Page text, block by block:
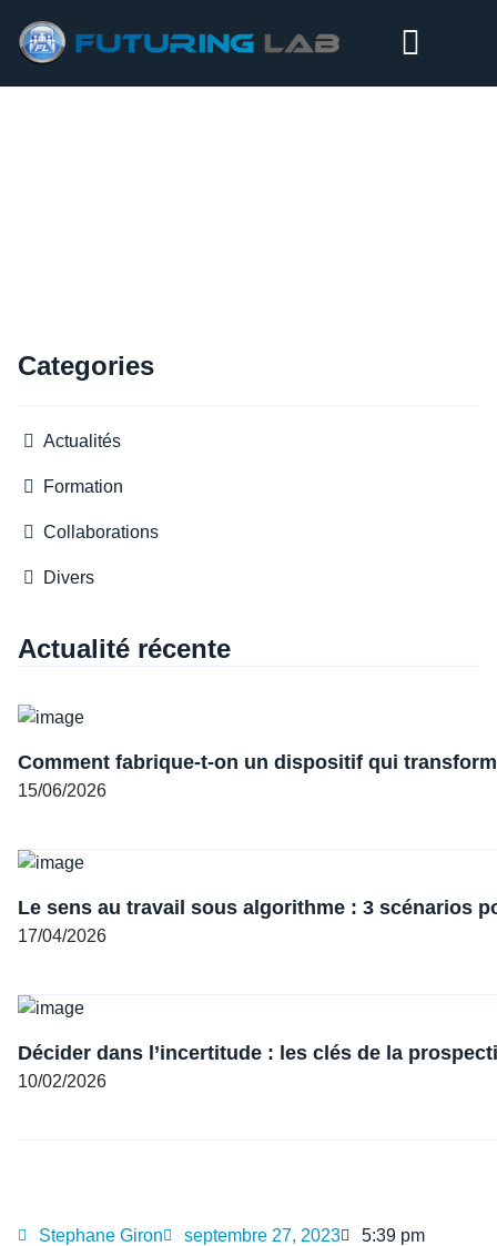
Stephane Giron septembre 27, 2023
5:39 pm
Categories
Actualités
Formation
Collaborations
Divers
Actualité récente
Comment fabrique-t-on un dispositif qui
15/06/2026
Le sens au travail sous algorithme : 3 scénarios
17/04/2026
Décider dans l’incertitude : les clés de la
10/02/2026